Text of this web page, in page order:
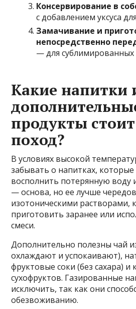
Консервирование в
с добавлением уксуса
Замачивание и
непосредственно
— для сублимированных
Какие напитки
продукты
поход?
В условиях высокой
забывать о напитках, которые
восполнить потерянную воду
— основа, но ее лучше
изотоническими растворами,
приготовить заранее или
смеси.
Дополнительно полезны чай
охлаждают и успокаивают),
фруктовые соки (без сахара) и
сухофруктов. Газированные
исключить, так как они
обезвоживанию.